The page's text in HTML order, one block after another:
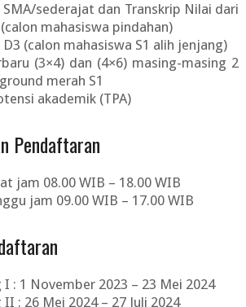
sederajat dan Transkrip Nilai dari
(calon mahasiswa pindahan)
(calon mahasiswa S1 alih jenjang)
(3×4) dan (4×6) masing-masing 2
merah S1
akademik (TPA)
Pendaftaran
jam 08.00 WIB – 18.00 WIB
jam 09.00 WIB – 17.00 WIB
: 1 November 2023 – 23 Mei 2024
: 26 Mei 2024 – 27 Juli 2024